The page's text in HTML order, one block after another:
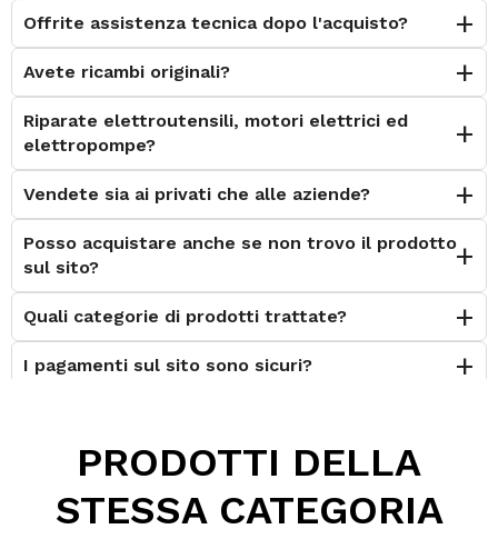
Offrite assistenza tecnica dopo l'acquisto?
Avete ricambi originali?
Riparate elettroutensili, motori elettrici ed
elettropompe?
Vendete sia ai privati che alle aziende?
Posso acquistare anche se non trovo il prodotto
sul sito?
Quali categorie di prodotti trattate?
I pagamenti sul sito sono sicuri?
Posso contattarvi prima dell'acquisto?
Perché scegliere Elettromeccanica Calzolari?
PRODOTTI DELLA
STESSA CATEGORIA